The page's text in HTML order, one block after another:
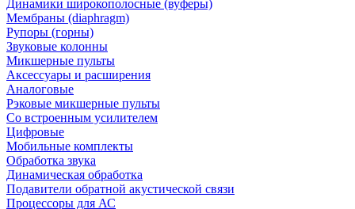
Динамики широкополосные (вуферы)
Мембраны (diaphragm)
Рупоры (горны)
Звуковые колонны
Микшерные пульты
Аксессуары и расширения
Аналоговые
Рэковые микшерные пульты
Со встроенным усилителем
Цифровые
Мобильные комплекты
Обработка звука
Динамическая обработка
Подавители обратной акустической связи
Процессоры для АС